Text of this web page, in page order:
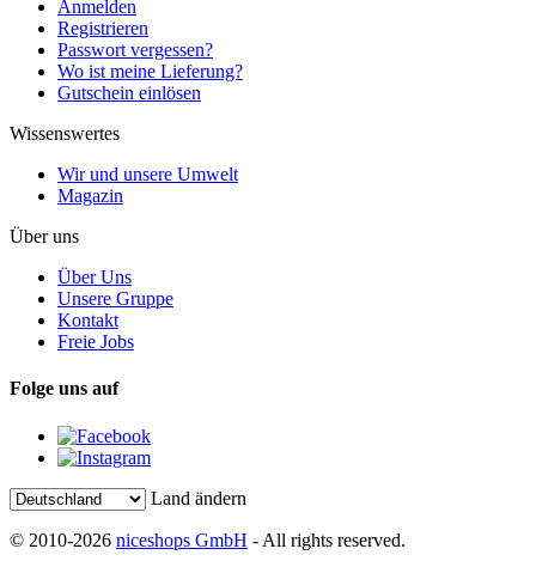
Anmelden
Registrieren
Passwort vergessen?
Wo ist meine Lieferung?
Gutschein einlösen
Wissenswertes
Wir und unsere Umwelt
Magazin
Über uns
Über Uns
Unsere Gruppe
Kontakt
Freie Jobs
Folge uns auf
Land ändern
© 2010-2026 niceshops GmbH - All rights reserved.